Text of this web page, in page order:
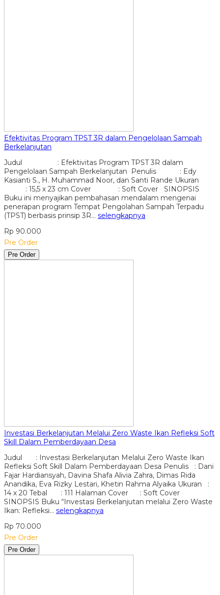
Efektivitas Program TPST 3R dalam Pengelolaan Sampah
Berkelanjutan
Judul : Efektivitas Program TPST 3R dalam
Pengelolaan Sampah Berkelanjutan Penulis : Edy
Kasianti S., H. Muhammad Noor, dan Santi Rande Ukuran
: 15,5 x 23 cm Cover : Soft Cover SINOPSIS
Buku ini menyajikan pembahasan mendalam mengenai
penerapan program Tempat Pengolahan Sampah Terpadu
(TPST) berbasis prinsip 3R… selengkapnya
Rp 90.000
Pre Order
Pre Order
Investasi Berkelanjutan Melalui Zero Waste Ikan Refleksi Soft
Skill Dalam Pemberdayaan Desa
Judul : Investasi Berkelanjutan Melalui Zero Waste Ikan
Refleksi Soft Skill Dalam Pemberdayaan Desa Penulis : Dani
Fajar Hardiansyah, Davina Shafa Alivia Zahra, Dimas Rida
Anandika, Eva Rizky Lestari, Khetin Rahma Alyaika Ukuran :
14 x 20 Tebal : 111 Halaman Cover : Soft Cover
SINOPSIS Buku “Investasi Berkelanjutan melalui Zero Waste
Ikan: Refleksi… selengkapnya
Rp 70.000
Pre Order
Pre Order